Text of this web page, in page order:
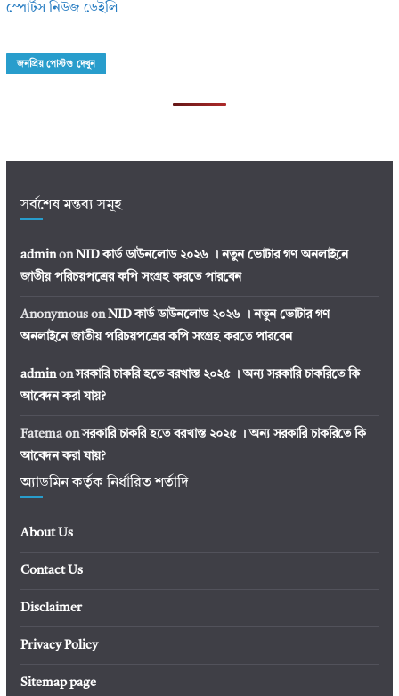
স্পোর্টস নিউজ ডেইলি
জনপ্রিয় পোস্টগু দেখুন
সর্বশেষ মন্তব্য সমূহ
adminon NID কার্ড ডাউনলোড ২০২৬ । নতুন ভোটার গণ অনলাইনে
জাতীয় পরিচয়পত্রের কপি সংগ্রহ করতে পারবেন
Anonymouson NID কার্ড ডাউনলোড ২০২৬ । নতুন ভোটার গণ
অনলাইনে জাতীয় পরিচয়পত্রের কপি সংগ্রহ করতে পারবেন
adminonসরকারি চাকরি হতে বরখাস্ত ২০২৫ । অন্য সরকারি চাকরিতে কি
আবেদন করা যায়?
Fatemaonসরকারি চাকরি হতে বরখাস্ত ২০২৫ । অন্য সরকারি চাকরিতে কি
আবেদন করা যায়?
অ্যাডমিন কর্তৃক নির্ধারিত শর্তাদি
About Us
Contact Us
Disclaimer
Privacy Policy
Sitemap page